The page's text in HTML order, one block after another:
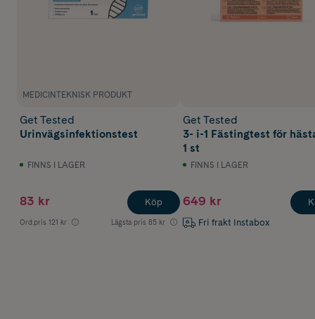
MEDICINTEKNISK PRODUKT
Get Tested
Urinvägsinfektionstest
FINNS I LAGER
83 kr
Ord.pris 121 kr Lägsta pris 85 kr
Köp
Get Tested
3- i-1 Fästingtest för
1 st
FINNS I LAGER
649 kr
Fri frakt Instabox